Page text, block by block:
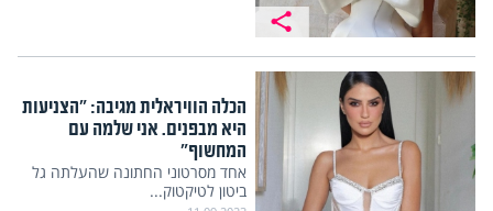
הכלה הוויראלית מגיבה: "הצניעות
היא מבפנים. אני שלמה עם
המחשוף"
אחד מסרטוני החתונה שהעלתה גל
ביטון לטיקטוק...